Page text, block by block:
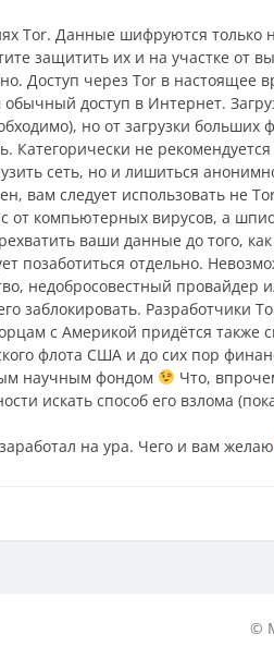
Tor. Данные шифруются только
защитить их и на участке от
Доступ через Tor в настоящее
доступ в Интернет.
но от загрузки больших
Категорически не
сеть, но и лишиться
вам следует использовать не
от компьютерных вирусов, а
ваши данные до того,
позаботиться отдельно.
недобросовестный провайдер
заблокировать. Разработчики
с Америкой придётся также
флота США и до сих пор
научным фондом
Что,
искать способ его взлома
на ура. Чего и вам желаю
©